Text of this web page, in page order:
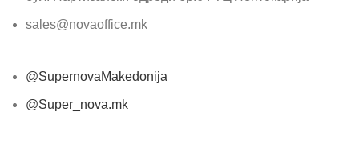
sales@novaoffice.mk
@SupernovaMakedonija
@Super_nova.mk